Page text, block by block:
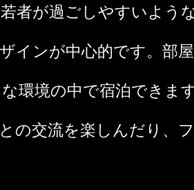
者が過ごしやすいよう
インが中心的です。部
環境の中で宿泊できま
の交流を楽しんだり、